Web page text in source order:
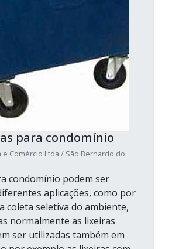
para condomínio
Comércio Ltda / São Bernardo do
condomínio podem ser
aplicações, como por
coleta seletiva do ambiente,
normalmente as lixeiras
ser utilizadas também em